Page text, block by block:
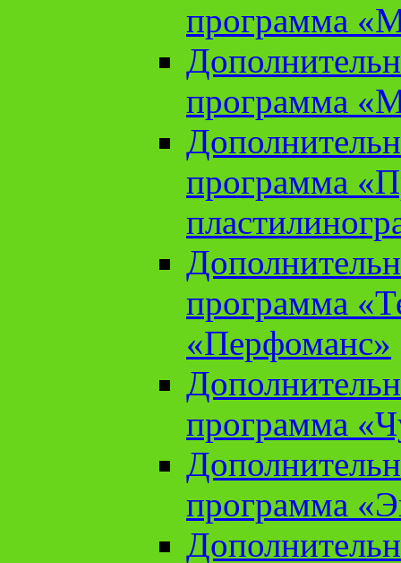
программа
программа
программа
программа
«Перфоманс»
программа
программа